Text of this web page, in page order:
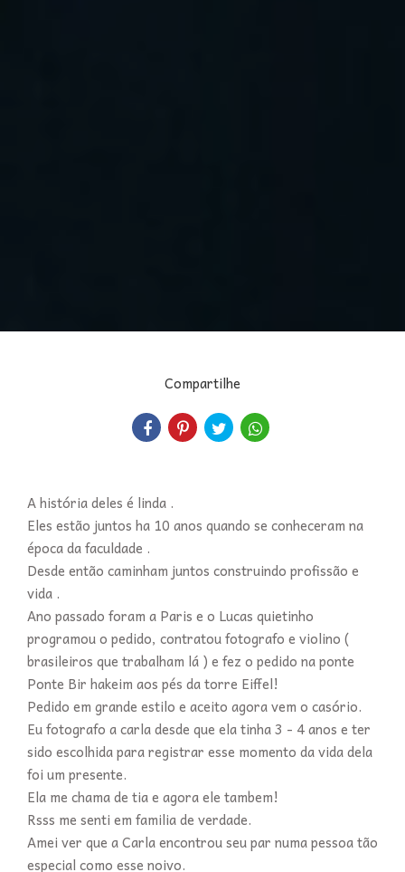
Compartilhe
A história deles é linda .
Eles estão juntos ha 10 anos quando se conheceram na
época da faculdade .
Desde então caminham juntos construindo profissão e
vida .
Ano passado foram a Paris e o Lucas quietinho
programou o pedido, contratou fotografo e violino (
brasileiros que trabalham lá ) e fez o pedido na ponte
Ponte Bir hakeim aos pés da torre Eiffel!
Pedido em grande estilo e aceito agora vem o casório.
Eu fotografo a carla desde que ela tinha 3 - 4 anos e ter
sido escolhida para registrar esse momento da vida dela
foi um presente.
Ela me chama de tia e agora ele tambem!
Rsss me senti em familia de verdade.
Amei ver que a Carla encontrou seu par numa pessoa tão
especial como esse noivo.